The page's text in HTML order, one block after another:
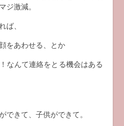
ジ激減。
ば、
をあわせる、とか
なんて連絡をとる機会はある
できて、子供ができて。